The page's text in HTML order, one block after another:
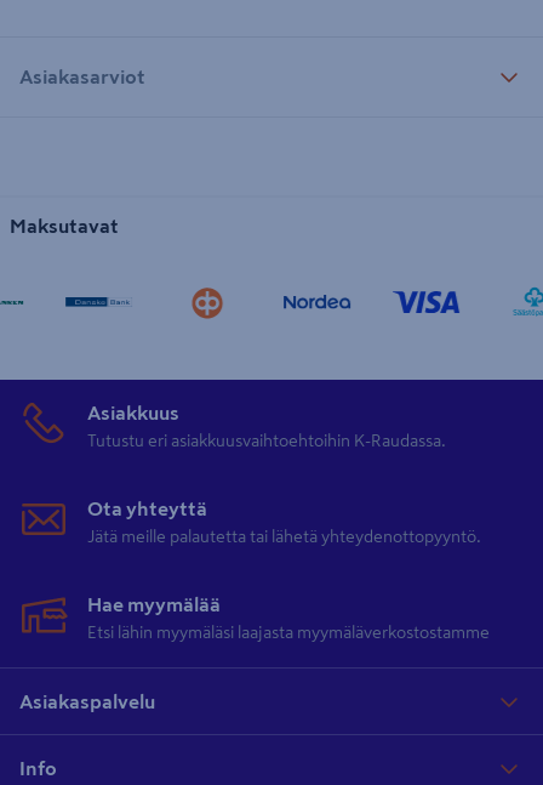
Asiakasarviot
Maksutavat
Asiakkuus
Tutustu eri asiakkuusvaihtoehtoihin K-Raudassa.
Ota yhteyttä
Jätä meille palautetta tai lähetä yhteydenottopyyntö.
Hae myymälää
Etsi lähin myymäläsi laajasta myymäläverkostostamme
Asiakaspalvelu
Info